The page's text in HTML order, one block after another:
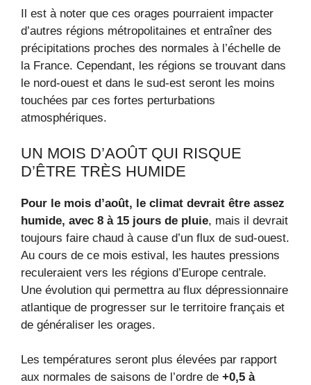
Il est à noter que ces orages pourraient impacter
d’autres régions métropolitaines et entraîner des
précipitations proches des normales à l’échelle de
la France. Cependant, les régions se trouvant dans
le nord-ouest et dans le sud-est seront les moins
touchées par ces fortes perturbations
atmosphériques.
UN MOIS D’AOÛT QUI RISQUE
D’ÊTRE TRÈS HUMIDE
Pour le mois d’août, le climat devrait être assez
humide, avec 8 à 15 jours de pluie, mais il devrait
toujours faire chaud à cause d’un flux de sud-ouest.
Au cours de ce mois estival, les hautes pressions
reculeraient vers les régions d’Europe centrale.
Une évolution qui permettra au flux dépressionnaire
atlantique de progresser sur le territoire français et
de généraliser les orages.
Les températures seront plus élevées par rapport
aux normales de saisons de l’ordre de +0,5 à